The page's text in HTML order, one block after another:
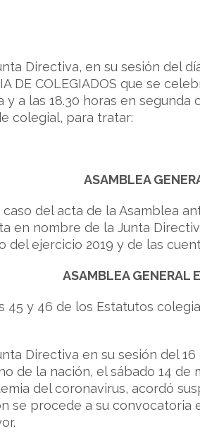
Directiva, en su sesión del
DE COLEGIADOS que se
a las 18.30 horas en
colegial, para tratar:
ASAMBLEA
del acta de la Asamblea
en nombre de la Junta
del ejercicio 2019 y de las
ASAMBLEA GENERAL
45 y 46 de los Estatutos
Directiva en su sesión del
de la nación, el sábado 14 de
del coronavirus, acordó
se procede a su